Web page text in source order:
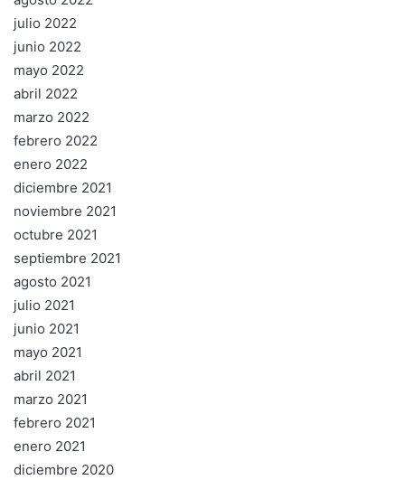
julio 2022
junio 2022
mayo 2022
abril 2022
marzo 2022
febrero 2022
enero 2022
diciembre 2021
noviembre 2021
octubre 2021
septiembre 2021
agosto 2021
julio 2021
junio 2021
mayo 2021
abril 2021
marzo 2021
febrero 2021
enero 2021
diciembre 2020